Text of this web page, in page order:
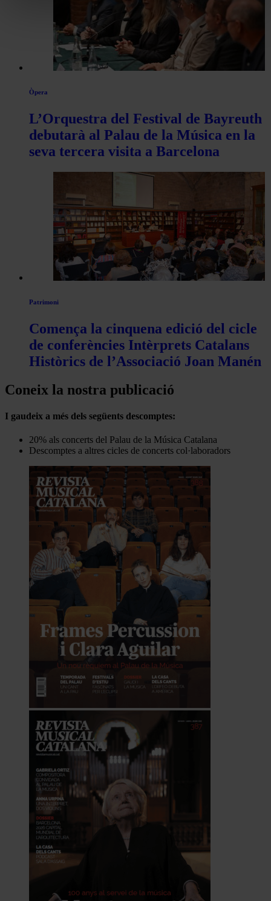
Òpera
L’Orquestra del Festival de Bayreuth
debutarà al Palau de la Música en la
seva tercera visita a Barcelona
Patrimoni
Comença la cinquena edició del cicle
de conferències Intèrprets Catalans
Històrics de l’Associació Joan Manén
Coneix la nostra publicació
I gaudeix a més dels següents descomptes:
20% als concerts del Palau de la Música Catalana
Descomptes a altres cicles de concerts col·laboradors